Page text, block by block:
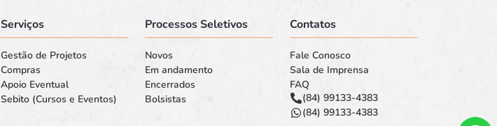
Serviços
Gestão de Projetos
Compras
Apoio Eventual
Sebito (Cursos e Eventos)
Processos Seletivos
Novos
Em andamento
Encerrados
Bolsistas
Contatos
Fale Conosco
Sala de Imprensa
FAQ
(84) 99133-4383
(84) 99133-4383